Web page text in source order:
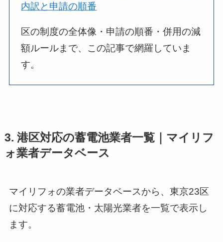
内訳と申請の順番
区の制度の全体像・申請の順番・併用の減
額ルールまで、この記事で網羅していま
す。
3. 港区対応の蓄電池業者一覧｜マイリフ
ォ業者データベース
マイリフォの業者データベースから、東京23区
に対応する蓄電池・太陽光業者を一覧で表示し
ます。